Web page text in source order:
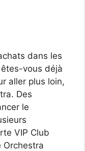
dans les
vous déjà
aller plus loin,
Des
le
VIP Club
Orchestra